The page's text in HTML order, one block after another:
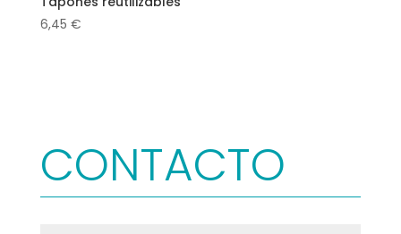
6,45 €
CONTACTO